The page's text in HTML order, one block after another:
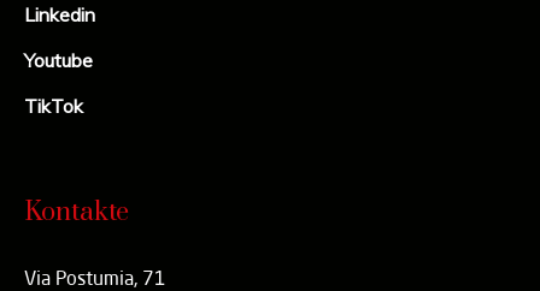
Linkedin
Youtube
TikTok
Kontakte
Via Postumia, 71